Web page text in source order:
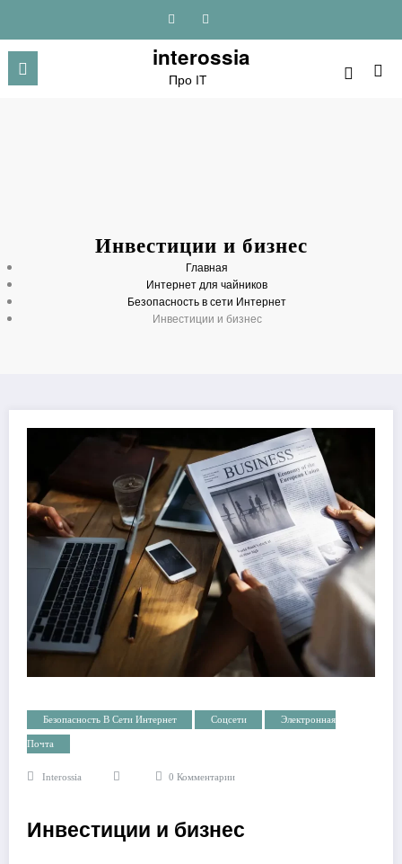
содержимому
interossia
Про IT
Инвестиции и бизнес
Главная
Интернет для чайников
Безопасность в сети Интернет
Инвестиции и бизнес
Безопасность В Сети Интернет Соцсети Электронная
Почта
Interossia 0 Комментарии
Инвестиции и бизнес